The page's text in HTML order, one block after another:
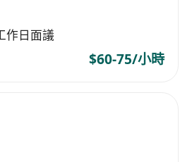
作日面議
$60-75/小時